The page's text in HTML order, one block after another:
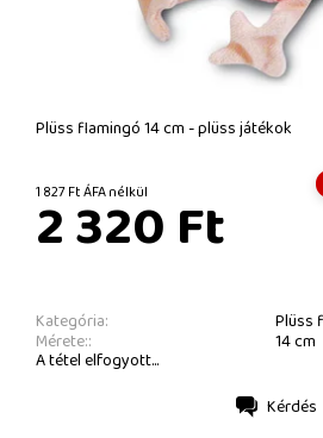
Plüss flamingó 14 cm - plüss játékok
1 827 Ft ÁFA nélkül
2 320 Ft
Kategória: Plüss
Mérete:: 14 cm
A tétel elfogyott...
Kérdés